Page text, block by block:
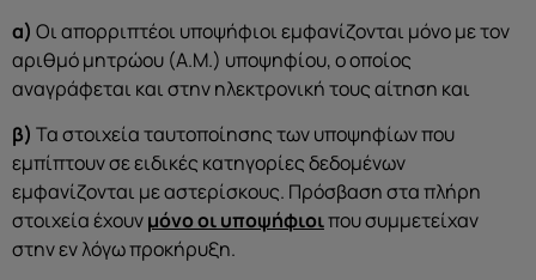
α) Οι απορριπτέοι υποψήφιοι εμφανίζονται μόνο με τον
αριθμό μητρώου (Α.Μ.) υποψηφίου, ο οποίος
αναγράφεται και στην ηλεκτρονική τους αίτηση και
β) Τα στοιχεία ταυτοποίησης των υποψηφίων που
εμπίπτουν σε ειδικές κατηγορίες δεδομένων
εμφανίζονται με αστερίσκους. Πρόσβαση στα πλήρη
στοιχεία έχουνμόνο οι υποψήφιοιπου συμμετείχαν
στην εν λόγω προκήρυξη.